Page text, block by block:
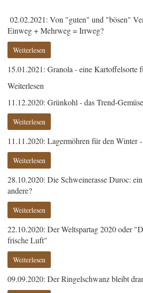
02.02.2021: Von "guten" und "bösen"
Einweg + Mehrweg = Irrweg?
Weiterlesen
15.01.2021: Granola - eine Kartoffelsorte
Weiterlesen
11.12.2020: Grünkohl - das Trend-
Weiterlesen
11.11.2020: Lagermöhren für den Winter
Weiterlesen
28.10.2020: Die Schweinerasse Duroc:
andere?
Weiterlesen
22.10.2020: Der Weltspartag 2020 oder
frische Luft"
Weiterlesen
09.09.2020: Der Ringelschwanz bleibt